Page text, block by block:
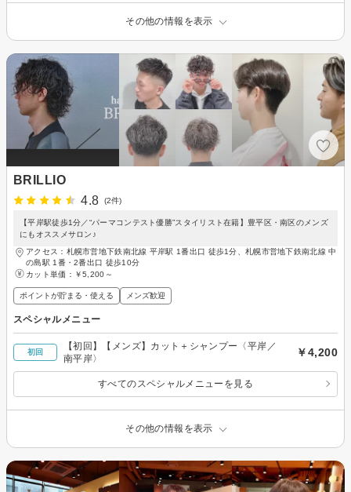
その他の情報を表示
BRILLIO
4.8
(2件)
【平岸駅徒歩1分／“パーマコンテスト優勝”スタイリスト在籍】豊平区・南区のメンズ
にもオススメサロン♪
アクセス：札幌市営地下鉄南北線 平岸駅 1番出口 徒歩1分、札幌市営地下鉄南北線 中
の島駅 1番・2番出口 徒歩10分
カット単価： ￥5,200～
ポイントが貯まる・使える メンズ歓迎
スペシャルメニュー
初回
【初回】【メンズ】カット＋シャンプー〈平岸／
南平岸〉
￥4,200
すべてのスペシャルメニューを見る
その他の情報を表示